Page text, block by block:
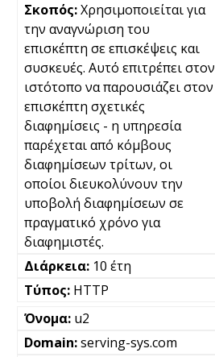
Χρησιμοποιείται για
την αναγνώριση του
επισκέπτη σε επισκέψεις και
συσκευές. Αυτό επιτρέπει στον
ιστότοπο να παρουσιάζει στον
επισκέπτη σχετικές
διαφημίσεις - η υπηρεσία
παρέχεται από κόμβους
διαφημίσεων τρίτων, οι
οποίοι διευκολύνουν την
υποβολή διαφημίσεων σε
πραγματικό χρόνο για
διαφημιστές.
10 έτη
HTTP
u2
serving-sys.com